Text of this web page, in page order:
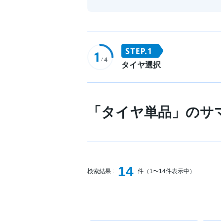
タイヤ選択
「タイヤ単品」の
検索結果 : 14 件（1〜14件表示中）